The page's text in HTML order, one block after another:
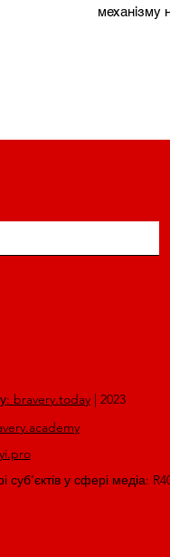
механізму
bravery.today| 2023
суб’єктів у сфері медіа: